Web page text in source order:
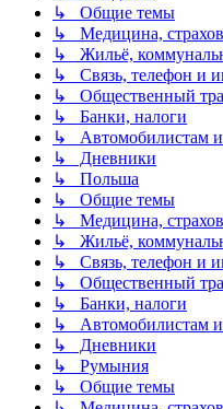
↳ Общие темы
↳ Медицина,
↳ Жильё,
↳ Связь, телефон и
↳ Общественный
↳ Банки, налоги
↳ Автомобилистам и
↳ Дневники
↳ Польша
↳ Общие темы
↳ Медицина,
↳ Жильё,
↳ Связь, телефон и
↳ Общественный
↳ Банки, налоги
↳ Автомобилистам и
↳ Дневники
↳ Румыния
↳ Общие темы